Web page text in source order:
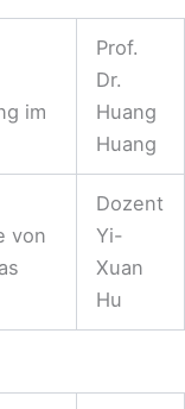
im
Prof.
Dr.
Huang
Huang
von
Dozent
Yi-
Xuan
Hu